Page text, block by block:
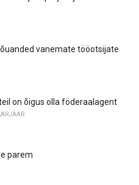
vanemate tööotsijate
on õigus olla föderaalagent
parem